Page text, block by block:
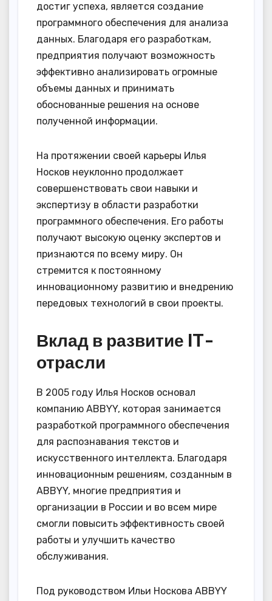
достиг успеха, является создание
программного обеспечения для анализа
данных. Благодаря его разработкам,
предприятия получают возможность
эффективно анализировать огромные
объемы данных и принимать
обоснованные решения на основе
полученной информации.
На протяжении своей карьеры Илья
Носков неуклонно продолжает
совершенствовать свои навыки и
экспертизу в области разработки
программного обеспечения. Его работы
получают высокую оценку экспертов и
признаются по всему миру. Он
стремится к постоянному
инновационному развитию и внедрению
передовых технологий в свои проекты.
Вклад в развитие IT-
отрасли
В 2005 году Илья Носков основал
компанию ABBYY, которая занимается
разработкой программного обеспечения
для распознавания текстов и
искусственного интеллекта. Благодаря
инновационным решениям, созданным в
ABBYY, многие предприятия и
организации в России и во всем мире
смогли повысить эффективность своей
работы и улучшить качество
обслуживания.
Под руководством Ильи Носкова ABBYY